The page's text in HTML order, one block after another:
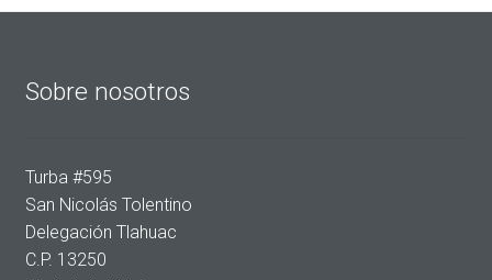
Sobre nosotros
Turba #595
San Nicolás Tolentino
Delegación Tlahuac
C.P. 13250